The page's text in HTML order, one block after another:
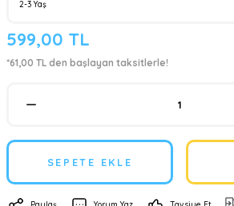
599,00 TL
*61,00 TL den başlayan taksitlerle!
SEPETE EKLE